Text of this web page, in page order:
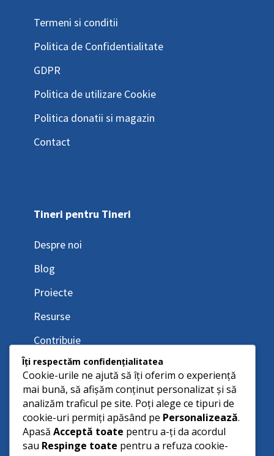
Termeni si conditii
Politica de Confidentialitate
GDPR
Politica de utilizare Cookie
Politica donatii si magazin
Contact
Tineri pentru Tineri
Despre noi
Blog
Proiecte
Resurse
Contribuie
Îți respectăm confidențialitatea
Cookie-urile ne ajută să îți oferim o experiență
mai bună, să afișăm conținut personalizat și să
analizăm traficul pe site. Poți alege ce tipuri de
cookie-uri permiți apăsând pe Personalizează.
Apasă Acceptă toate pentru a-ți da acordul
sau Respinge toate pentru a refuza cookie-